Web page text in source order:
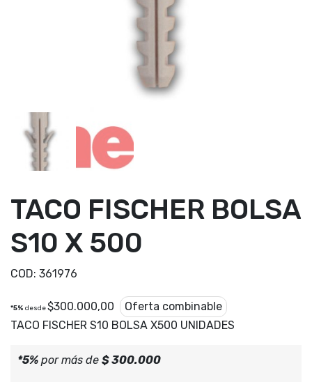
TACO FISCHER BOLSA
S10 X 500
COD: 361976
*5% desde$300.000,00
Oferta combinable
TACO FISCHER S10 BOLSA X500 UNIDADES
*5% por más de $ 300.000